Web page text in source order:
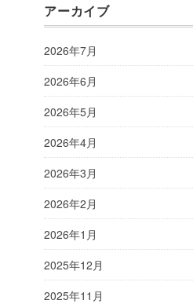
アーカイブ
2026年7月
2026年6月
2026年5月
2026年4月
2026年3月
2026年2月
2026年1月
2025年12月
2025年11月